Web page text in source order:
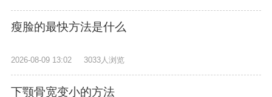
瘦脸的最快方法是什么
2026-08-09 13:02 3033人浏览
下颚骨宽变小的方法